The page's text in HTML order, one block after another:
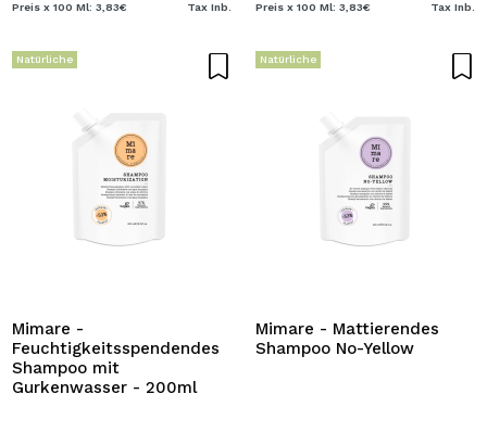
Preis x 100 Ml: 3,83€ Tax Inb. Preis x 100 Ml: 3,83€ Tax Inb.
Natürliche
Mimare -
Feuchtigkeitsspendendes
Shampoo mit
Gurkenwasser - 200ml
Natürliche
Mimare - Mattierendes
Shampoo No-Yellow